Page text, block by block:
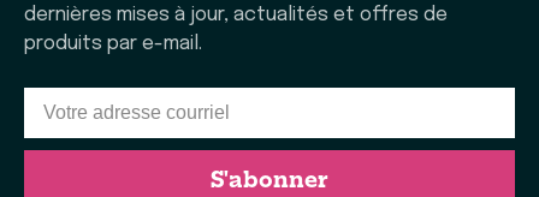
dernières mises à jour, actualités et offres de
produits par e-mail.
S'abonner